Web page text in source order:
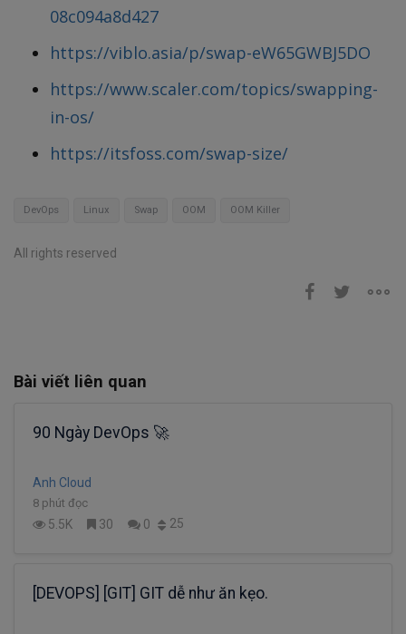
08c094a8d427
https://viblo.asia/p/swap-eW65GWBJ5DO
https://www.scaler.com/topics/swapping-
in-os/
https://itsfoss.com/swap-size/
DevOps Linux Swap OOM OOM Killer
All rights reserved
Bài viết liên quan
90 Ngày DevOps 🚀
Anh Cloud
8 phút đọc
5.5K 30 0 25
[DEVOPS] [GIT] GIT dễ như ăn kẹo.